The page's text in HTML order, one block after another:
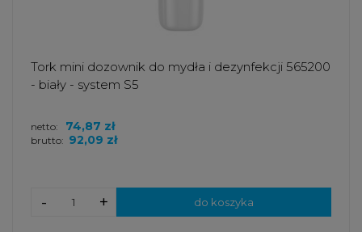
Tork mini dozownik do mydła i dezynfekcji 565200
- biały - system S5
brutto: 92,09 zł
netto: 74,87 zł
+
- do koszyka